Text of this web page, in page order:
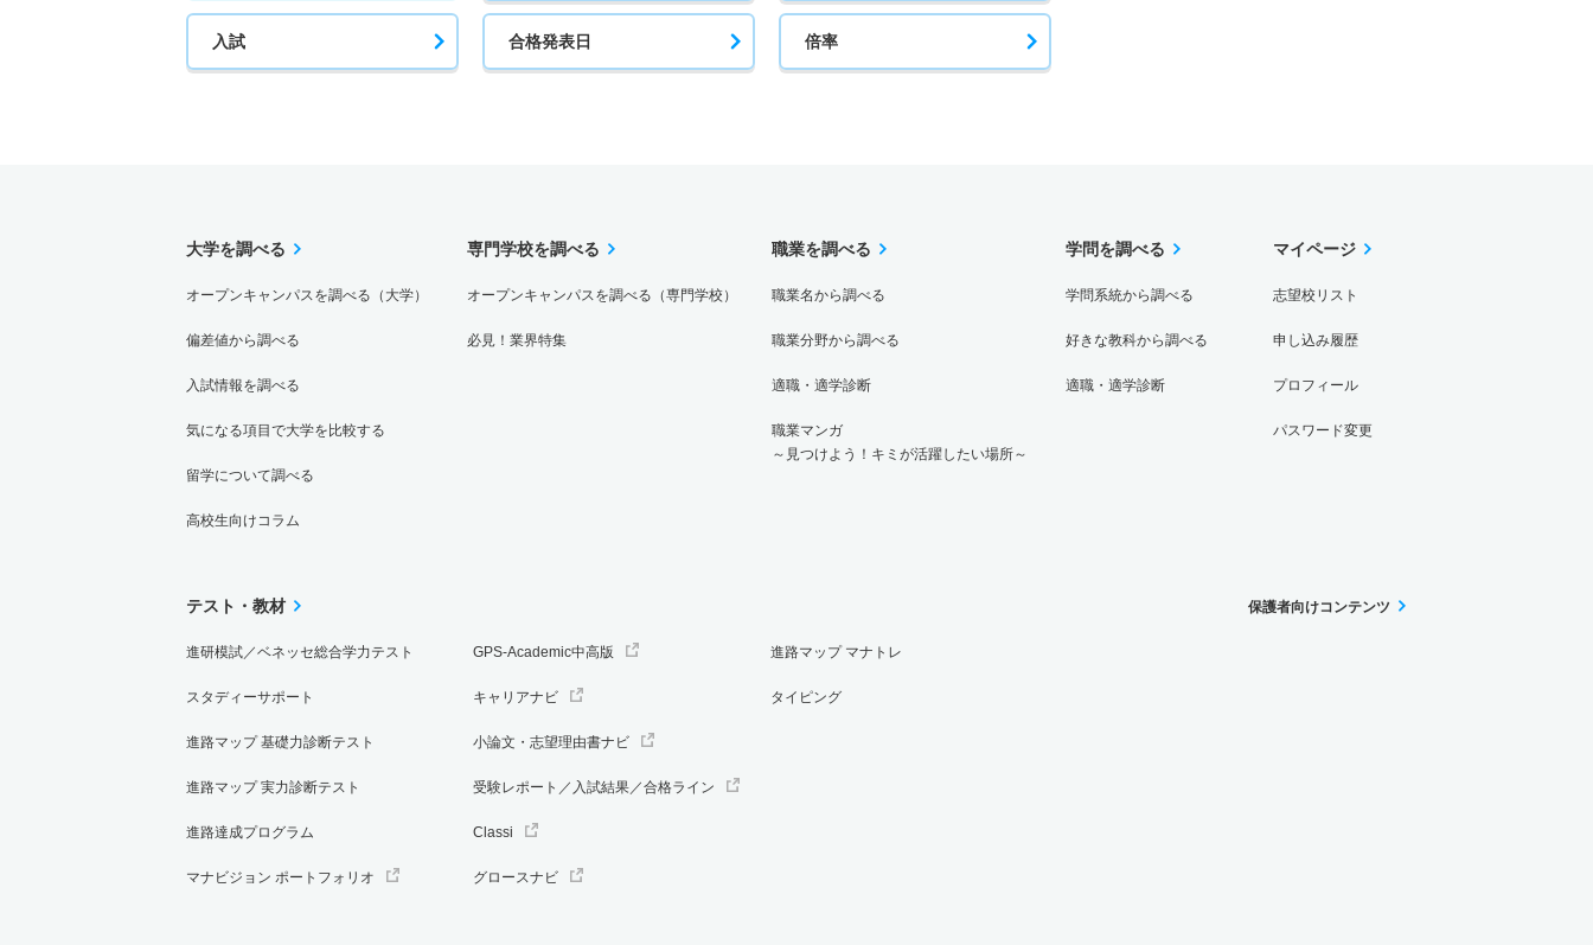
入試 合格発表日 倍率
大学を調べる
オープンキャンパスを調べる（大学）
偏差値から調べる
入試情報を調べる
気になる項目で大学を比較する
留学について調べる
高校生向けコラム
専門学校を調べる
オープンキャンパスを調べる（専門学校）
必見！業界特集
職業を調べる
職業名から調べる
職業分野から調べる
適職・適学診断
職業マンガ
～見つけよう！キミが活躍したい場所～
学問を調べる
学問系統から調べる
好きな教科から調べる
適職・適学診断
マイページ
志望校リスト
申し込み履歴
プロフィール
パスワード変更
テスト・教材
進研模試／ベネッセ総合学力テスト
スタディーサポート
進路マップ 基礎力診断テスト
進路マップ 実力診断テスト
進路達成プログラム
マナビジョン ポートフォリオ
GPS-Academic中高版
キャリアナビ
小論文・志望理由書ナビ
受験レポート／入試結果／合格ライン
Classi
グロースナビ
進路マップ マナトレ
タイピング
保護者向けコンテンツ